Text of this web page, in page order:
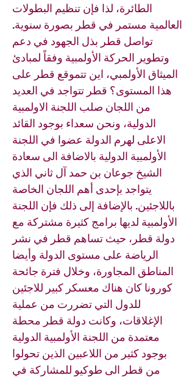
الطائرة، لذا فإن تنظيم البطولات
العالمية مستمر في قطر بصورة سنوية.
تواصل قطر بذل الجهود في دعم
وتطوير الحركة الأولمبية وفقاً لمبادئ
الميثاق الأولمبي، اين تتموقع قطر على
هذا المستوى؟ قطر تتواجد في العديد
من اللجان صلب اللجنة الاولمبية
الدولية، ونحن سعداء بوجود القائد
الاعلى لهرم الدولة عضوا في اللجنة
الأولمبية الدولية بالاضافة الى سعادة
الشيخ جوعان بن حمد آل ثاني الذي
يتواجد بإحدى أهم اللجان الخاصة
باللاجئين. بالإضافة إلى ذلك فإن اللجنة
الأولمبية لديها برامج كثيرة مشتركة مع
دولة قطر، حيث تساهم قطر في نشر
الرياضة على مستوى الدولة وأيضا
المناطق المجاورة، وخلال فترة جائحة
كورونا كان هناك معسكر كبير للاجئين
للدول التي تضررت من عملية
الإغلاقات، وكانت دولة قطر محطة
معتمدة من اللجنة الأولمبية الدولية
بوجود كثير من اللاعبين الذين تحولوا
من قطر الى طوكيو للمشاركة في